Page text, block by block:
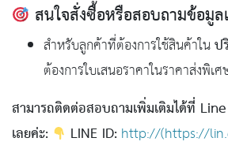
สนใจสั่งซื้อหรือสอบถามข้อมูล
สำหรับลูกค้าที่ต้องการใช้สินค้าในป
ต้องการใบเสนอราคาในราคาส่งพิเ
สามารถติดต่อสอบถามเพิ่มเติมได้ที่
เลยค่ะ:
LINE ID:http://(https://